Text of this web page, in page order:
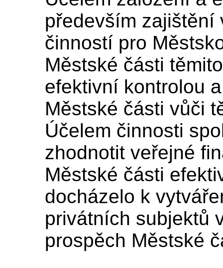
především zajištění
činností pro
Městské části
efektivní kontrolou
Městské části vůči
Účelem činnosti
zhodnotit veřejné
Městské části
docházelo k
privátních subjektů
prospěch Městské